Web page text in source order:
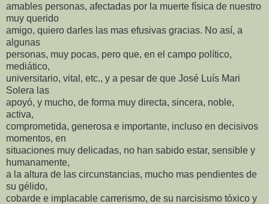
amables personas, afectadas por la muerte física de nuestro
muy querido
amigo, quiero darles las mas efusivas gracias. No así, a
algunas
personas, muy pocas, pero que, en el campo político,
mediático,
universitario, vital, etc., y a pesar de que José Luís Mari
Solera las
apoyó, y mucho, de forma muy directa, sincera, noble,
activa,
comprometida, generosa e importante, incluso en decisivos
momentos, en
situaciones muy delicadas, no han sabido estar, sensible y
humanamente,
a la altura de las circunstancias, mucho mas pendientes de
su gélido,
cobarde e implacable carrerismo, de su narcisismo tóxico y